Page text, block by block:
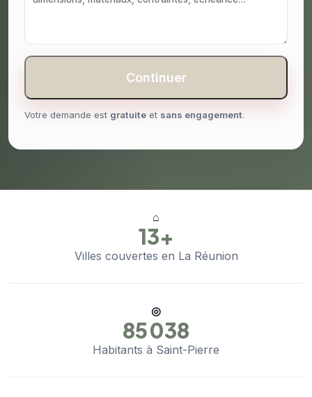
Continuer
Votre demande est gratuite et sans engagement.
⌂
13+
Villes couvertes en La Réunion
◎
85 038
Habitants à Saint-Pierre